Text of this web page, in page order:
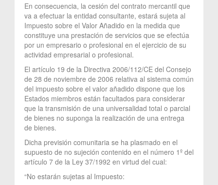
En consecuencia, la cesión del contrato mercantil que
va a efectuar la entidad consultante, estará sujeta al
Impuesto sobre el Valor Añadido en la medida que
constituye una prestación de servicios que se efectúa
por un empresario o profesional en el ejercicio de su
actividad empresarial o profesional.
El artículo 19 de la Directiva 2006/112/CE del Consejo
de 28 de noviembre de 2006 relativa al sistema común
del impuesto sobre el valor añadido dispone que los
Estados miembros están facultados para considerar
que la transmisión de una universalidad total o parcial
de bienes no suponga la realización de una entrega
de bienes.
Dicha previsión comunitaria se ha plasmado en el
supuesto de no sujeción contenido en el número 1º del
artículo 7 de la Ley 37/1992 en virtud del cual:
“No estarán sujetas al Impuesto: